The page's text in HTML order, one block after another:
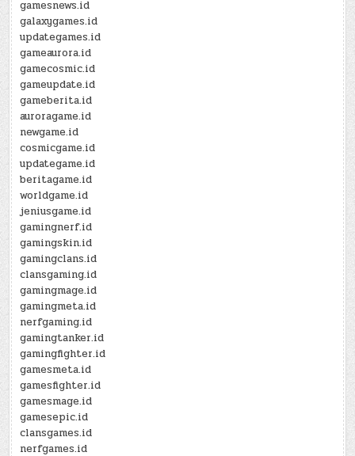
gamesnews.id
galaxygames.id
updategames.id
gameaurora.id
gamecosmic.id
gameupdate.id
gameberita.id
auroragame.id
newgame.id
cosmicgame.id
updategame.id
beritagame.id
worldgame.id
jeniusgame.id
gamingnerf.id
gamingskin.id
gamingclans.id
clansgaming.id
gamingmage.id
gamingmeta.id
nerfgaming.id
gamingtanker.id
gamingfighter.id
gamesmeta.id
gamesfighter.id
gamesmage.id
gamesepic.id
clansgames.id
nerfgames.id